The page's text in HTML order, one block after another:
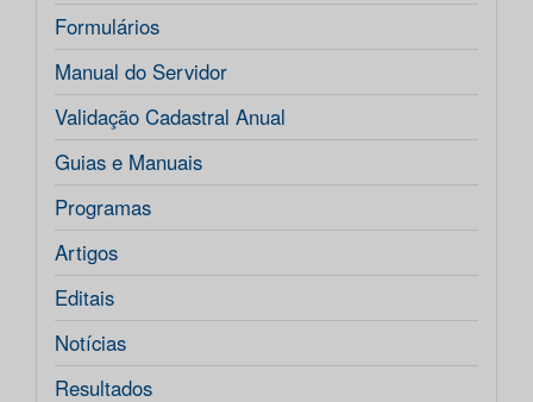
Formulários
Manual do Servidor
Validação Cadastral Anual
Guias e Manuais
Programas
Artigos
Editais
Notícias
Resultados